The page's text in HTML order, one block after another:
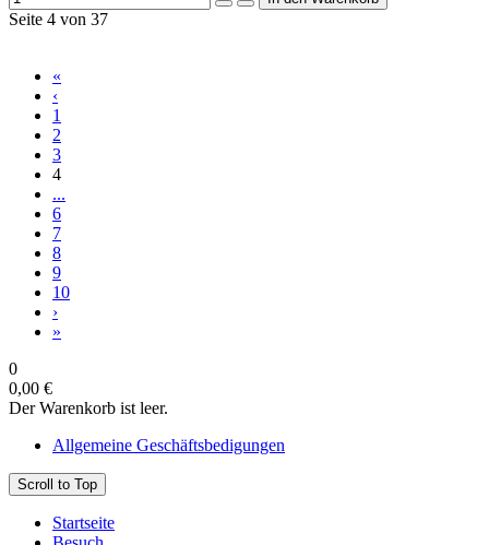
Seite 4 von 37
«
‹
1
2
3
4
...
6
7
8
9
10
›
»
0
0,00 €
Der Warenkorb ist leer.
Allgemeine Geschäftsbedigungen
Scroll to Top
Startseite